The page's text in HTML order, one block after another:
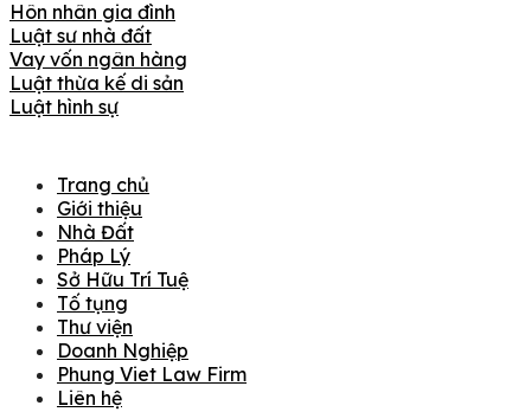
Hôn nhân gia đình
Luật sư nhà đất
Vay vốn ngân hàng
Luật thừa kế di sản
Luật hình sự
Trang chủ
Giới thiệu
Nhà Đất
Pháp Lý
Sở Hữu Trí Tuệ
Tố tụng
Thư viện
Doanh Nghiệp
Phung Viet Law Firm
Liên hệ